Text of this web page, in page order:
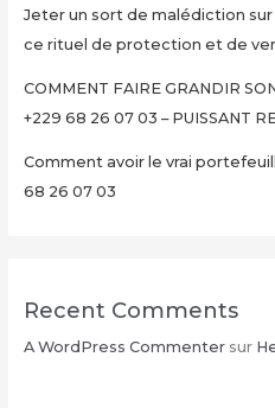
Jeter un sort de malédiction sur
ce rituel de protection et de
COMMENT FAIRE GRANDIR
+229 68 26 07 03 – PUISSANT
Comment avoir le vrai
68 26 07 03
Recent Comments
A WordPress Commentersur